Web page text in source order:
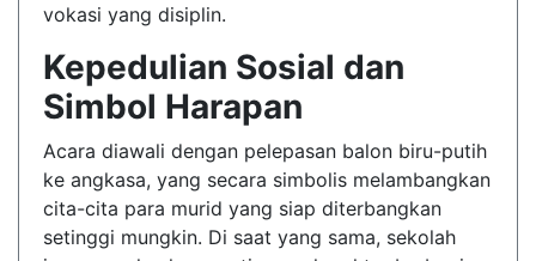
vokasi yang disiplin.
Kepedulian Sosial dan
Simbol Harapan
Acara diawali dengan pelepasan balon biru-putih
ke angkasa, yang secara simbolis melambangkan
cita-cita para murid yang siap diterbangkan
setinggi mungkin. Di saat yang sama, sekolah